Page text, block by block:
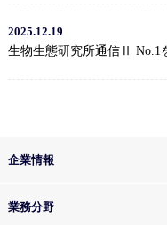
2025.12.19
生物生態研究所通信Ⅱ No.1
企業情報
業務分野